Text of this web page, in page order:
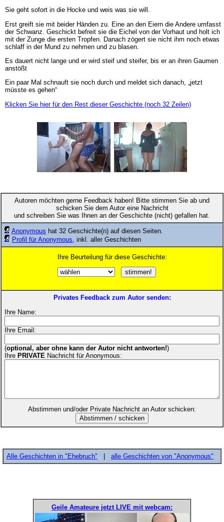
Sie geht sofort in die Hocke und weis was sie will.
Erst greift sie mit beider Händen zu. Eine an den Eiern die Andere umfasst
der Schwanz. Geschickt befreit sie die Eichel von der Vorhaut und holt ich
mit der Zunge die ersten Tropfen. Danach zögert sie nicht ihm noch etwas
schlaff in der Mund zu nehmen und zu blasen.
Es dauert nicht lange und er wird steif und steifer, bis er an ihren Gaumen
anstößt
Ein paar Mal schnauft sie noch durch und meldet sich danach, „jetzt
müsste es gehen“
Klicken Sie hier für den Rest dieser Geschichte (noch 32 Zeilen)
Autoren möchten gerne Feedback haben! Bitte stimmen Sie ab und
schicken Sie dem Autor eine Nachricht
und schreiben Sie was Ihnen an der Geschichte (nicht) gefallen hat.
Anonymous hat 32 Geschichte(n) auf diesen Seiten.
Profil für Anonymous, inkl. aller Geschichten
Ihre Beurteilung für diese Geschichte:
Privates Feedback zum Autor senden:
Ihre Name:
Ihre Email:
(optional, aber ohne kann der Autor nicht antworten!)
Ihre PRIVATE Nachricht für Anonymous:
Abstimmen und/oder Private Nachricht an Autor schicken:
Alle Geschichten in "Ehebruch" alle Geschichten von "Anonymous"
Geile Amateure jetzt LIVE mit webcam: